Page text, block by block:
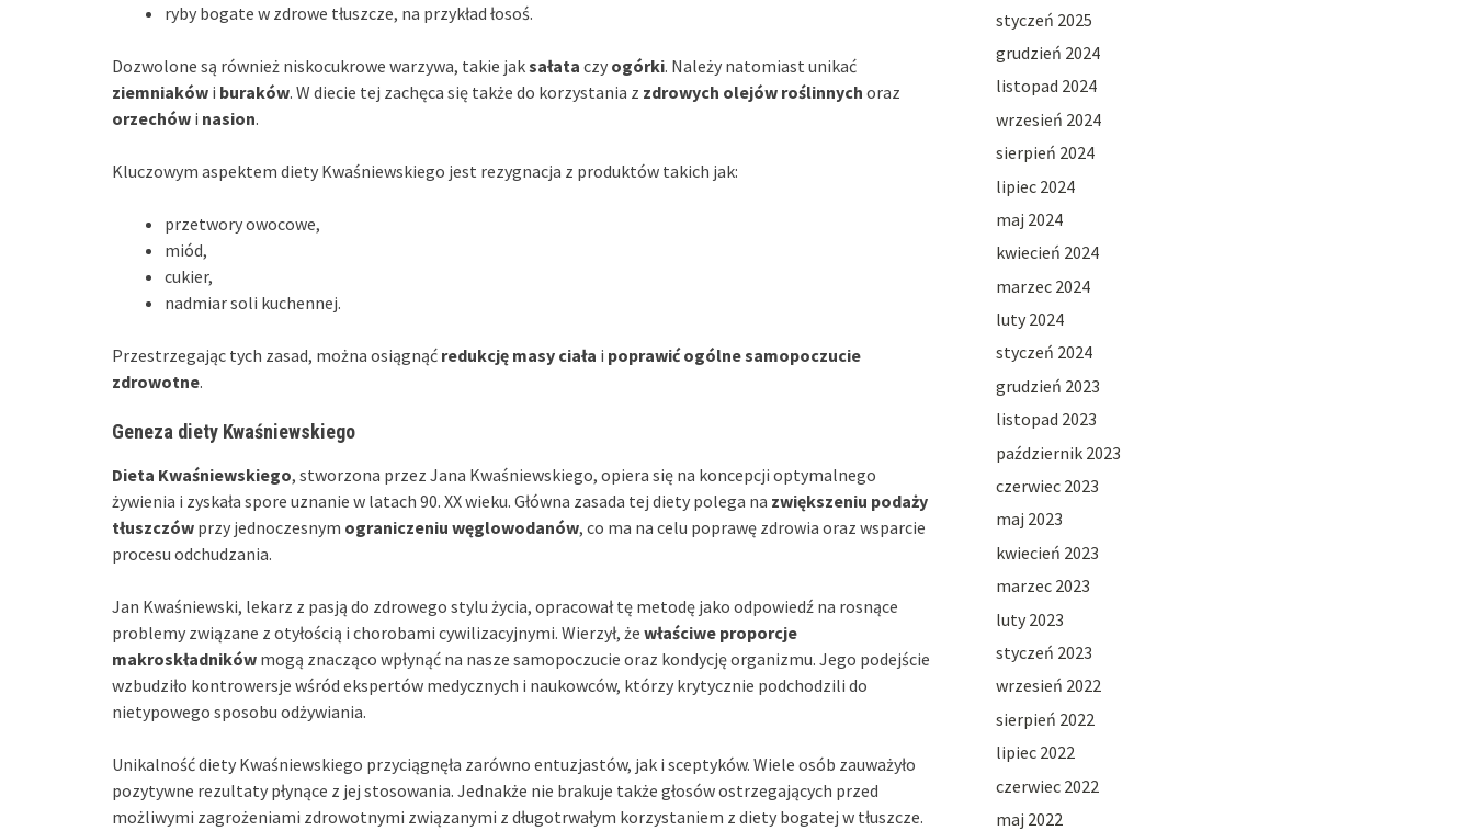
ryby bogate w zdrowe tłuszcze, na przykład łosoś.
Dozwolone są również niskocukrowe warzywa, takie jaksałata czy ogórki. Należy natomiast unikać
ziemniaków i buraków. W diecie tej zachęca się także do korzystania z zdrowych olejów roślinnych oraz
orzechów i nasion.
Kluczowym aspektem diety Kwaśniewskiego jest rezygnacja z produktów takich jak:
przetwory owocowe,
miód,
cukier,
nadmiar soli kuchennej.
Przestrzegając tych zasad, można osiągnąć redukcję masy ciała i poprawić ogólne samopoczucie
zdrowotne.
Geneza diety Kwaśniewskiego
Dieta Kwaśniewskiego, stworzona przez Jana Kwaśniewskiego, opiera się na koncepcji optymalnego
żywienia i zyskała spore uznanie w latach 90. XX wieku. Główna zasada tej diety polega na zwiększeniu podaży
tłuszczów przy jednoczesnym ograniczeniu węglowodanów, co ma na celu poprawę zdrowia oraz wsparcie
procesu odchudzania.
Jan Kwaśniewski, lekarz z pasją do zdrowego stylu życia, opracował tę metodę jako odpowiedź na rosnące
problemy związane z otyłością i chorobami cywilizacyjnymi. Wierzył, że właściwe proporcje
makroskładników mogą znacząco wpłynąć na nasze samopoczucie oraz kondycję organizmu. Jego podejście
wzbudziło kontrowersje wśród ekspertów medycznych i naukowców, którzy krytycznie podchodzili do
nietypowego sposobu odżywiania.
Unikalność diety Kwaśniewskiego przyciągnęła zarówno entuzjastów, jak i sceptyków. Wiele osób zauważyło
pozytywne rezultaty płynące z jej stosowania. Jednakże nie brakuje także głosów ostrzegających przed
możliwymi zagrożeniami zdrowotnymi związanymi z długotrwałym korzystaniem z diety bogatej w tłuszcze.
styczeń 2025
grudzień 2024
listopad 2024
wrzesień 2024
sierpień 2024
lipiec 2024
maj 2024
kwiecień 2024
marzec 2024
luty 2024
styczeń 2024
grudzień 2023
listopad 2023
październik 2023
czerwiec 2023
maj 2023
kwiecień 2023
marzec 2023
luty 2023
styczeń 2023
wrzesień 2022
sierpień 2022
lipiec 2022
czerwiec 2022
maj 2022